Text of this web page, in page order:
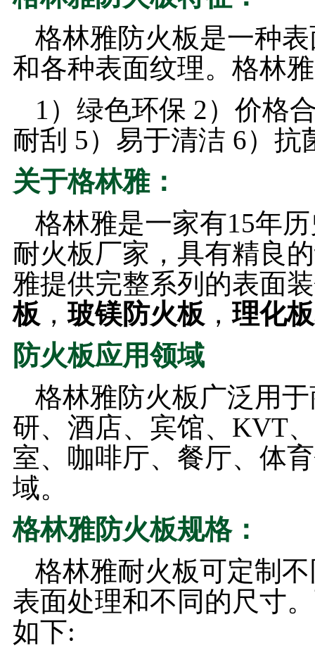
格林雅防火板是一种
和各种表面纹理。格林
1）绿色环保 2）价格
耐刮 5）易于清洁 6）抗
关于格林雅：
格林雅是一家有15年
耐火板厂家，具有精良
雅提供完整系列的表面
板 ，玻镁防火板 ，理化板
防火板应用领域
格林雅防火板广泛用
研、酒店、宾馆、KVT
室、咖啡厅、餐厅、体
域。
格林雅防火板规格：
格林雅耐火板可定制
表面处理和不同的尺寸
如下: